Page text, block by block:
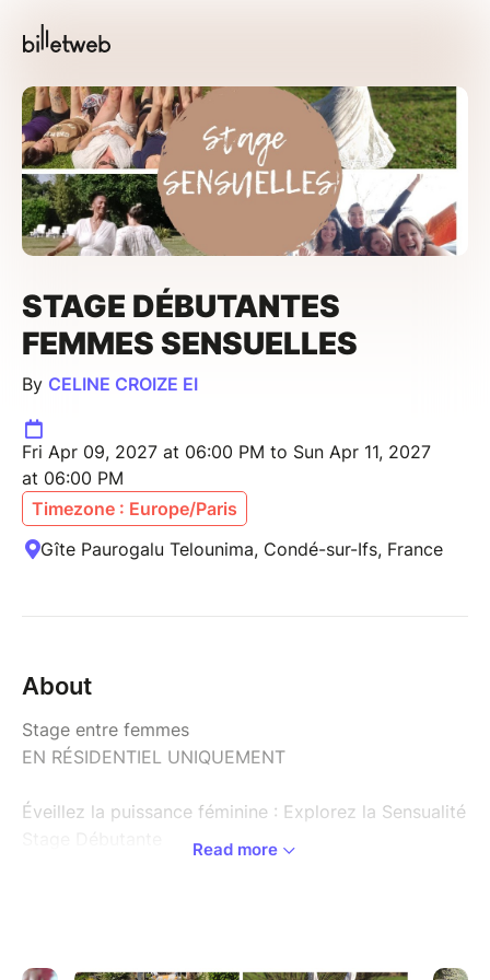
STAGE DÉBUTANTES
FEMMES SENSUELLES
By CELINE CROIZE EI
Fri Apr 09, 2027 at 06:00 PM to Sun Apr 11, 2027
at 06:00 PM
Timezone : Europe/Paris
Gîte Paurogalu Telounima, Condé-sur-Ifs, France
About
Stage entre femmes
EN RÉSIDENTIEL UNIQUEMENT
Éveillez la puissance féminine : Explorez la Sensualité
déroulera sur un week-end.
Read more